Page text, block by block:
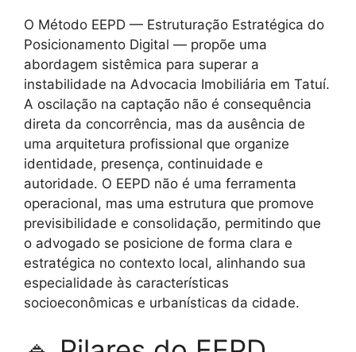
O Método EEPD — Estruturação Estratégica do
Posicionamento Digital — propõe uma
abordagem sistêmica para superar a
instabilidade na Advocacia Imobiliária em Tatuí.
A oscilação na captação não é consequência
direta da concorrência, mas da ausência de
uma arquitetura profissional que organize
identidade, presença, continuidade e
autoridade. O EEPD não é uma ferramenta
operacional, mas uma estrutura que promove
previsibilidade e consolidação, permitindo que
o advogado se posicione de forma clara e
estratégica no contexto local, alinhando sua
especialidade às características
socioeconômicas e urbanísticas da cidade.